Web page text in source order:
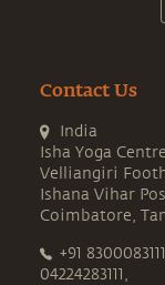
Contact Us
India
Isha Yoga
Velliangiri
Ishana Vihar
Coimbatore,
+91
04224283111,